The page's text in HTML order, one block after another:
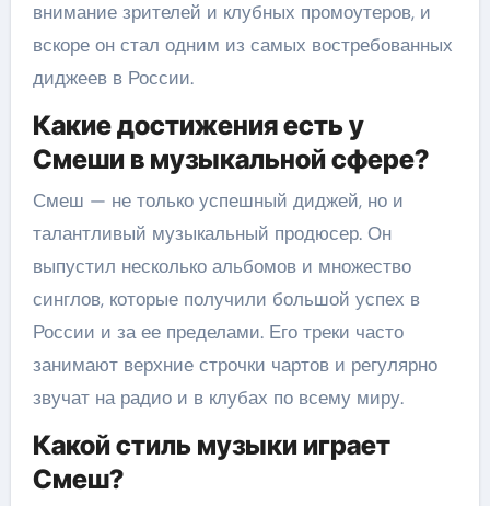
внимание зрителей и клубных промоутеров, и
вскоре он стал одним из самых востребованных
диджеев в России.
Какие достижения есть у
Смеши в музыкальной сфере?
Смеш — не только успешный диджей, но и
талантливый музыкальный продюсер. Он
выпустил несколько альбомов и множество
синглов, которые получили большой успех в
России и за ее пределами. Его треки часто
занимают верхние строчки чартов и регулярно
звучат на радио и в клубах по всему миру.
Какой стиль музыки играет
Смеш?